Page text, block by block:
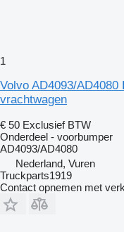
1
Volvo AD4093/
vrachtwagen
€ 50 Exclusief BTW
Onderdeel - voorbumper
AD4093/AD4080
Nederland, Vuren
Truckparts1919
Contact opnemen met